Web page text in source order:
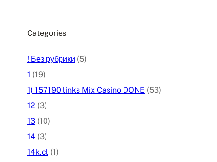
Categories
! Без рубрики (5)
1 (19)
1) 157190 links Mix Casino DONE (53)
12 (3)
13 (10)
14 (3)
14k.cl (1)